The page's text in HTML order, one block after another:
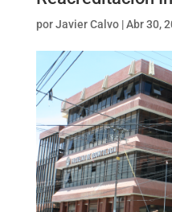
porJavier Calvo|Abr 30,